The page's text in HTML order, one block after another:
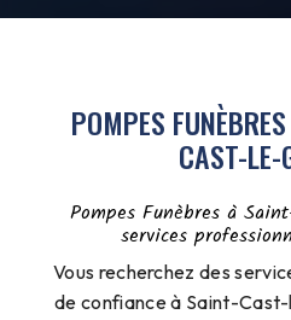
POMPES
CAST-LE-
Pompes Funèbres à
services
Vous recherchez des
de confiance à Saint-